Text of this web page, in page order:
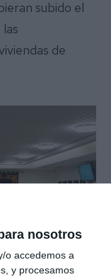
nosotros
o accedemos a
y procesamos
subido el
de